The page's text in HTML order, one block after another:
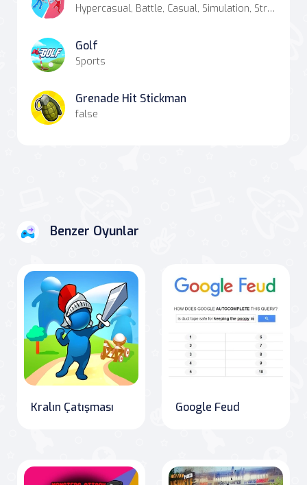
Hypercasual, Battle, Casual, Simulation, Strategy
Golf
Sports
Grenade Hit Stickman
false
Benzer Oyunlar
Kralın Çatışması Google Feud